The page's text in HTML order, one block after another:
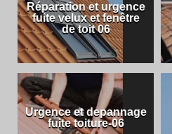
Réparation et urgence
fuite velux et fenêtre
de toit 06
Urgence et depannage
fuite toiture-06